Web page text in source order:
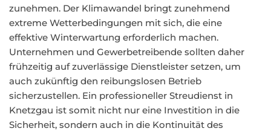
zunehmen. Der Klimawandel bringt zunehmend
extreme Wetterbedingungen mit sich, die eine
effektive Winterwartung erforderlich machen.
Unternehmen und Gewerbetreibende sollten daher
frühzeitig auf zuverlässige Dienstleister setzen, um
auch zukünftig den reibungslosen Betrieb
sicherzustellen. Ein professioneller Streudienst in
Knetzgau ist somit nicht nur eine Investition in die
Sicherheit, sondern auch in die Kontinuität des